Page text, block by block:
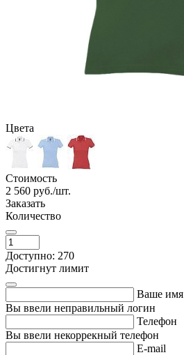
Цвета
Стоимость
2 560 руб./шт.
Заказать
Количество
Доступно: 270
Достигнут лимит
Ваше имя
Вы ввели неправильный логин
Телефон
Вы ввели некоррекный телефон
E-mail